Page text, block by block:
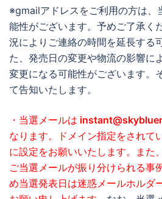
※gmailアドレスをご利用の方は、
能性がございます。予めご了承く
況によりご連絡の時間を延長する
た、発売日の変更や物流の影響に
変更になる可能性がございます。
て告知いたします。
・当選メールは
なります。ドメイン指定をされて
に設定をお願いいたします。また
ご当選メールが振り分けられる事
め当選発表日は迷惑メールホルダ